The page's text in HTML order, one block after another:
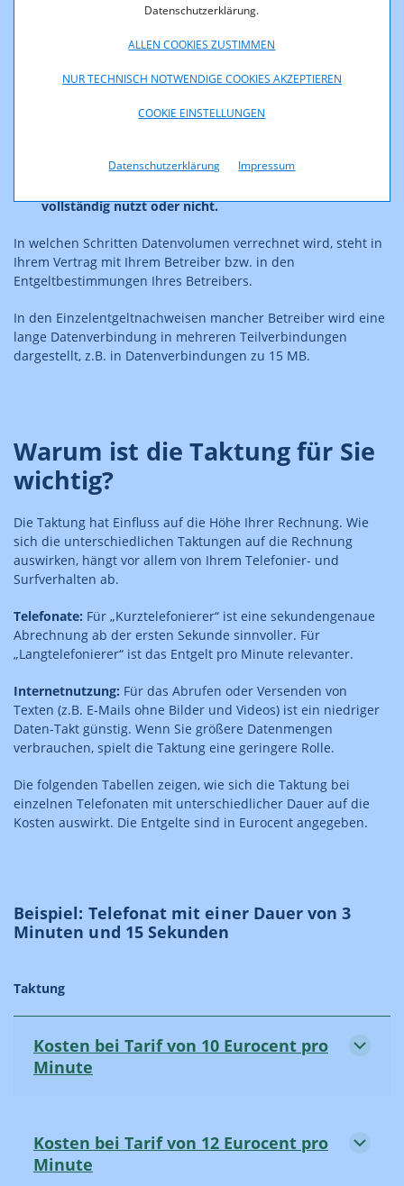
Datenschutzerklärung.
ALLEN COOKIES ZUSTIMMEN
NUR TECHNISCH NOTWENDIGE COOKIES AKZEPTIEREN
COOKIE EINSTELLUNGEN
Datenschutzerklärung Impressum
ebenfalls nicht ins Gewicht. Verbraucht man einige GB,
Teilweise gibt es bei Datendiensten eine „doppelte
Taktung“. Z.B. ein Tarif (Zusatzpaket), bei dem vier Euro
erfolgt eine Blockrounding von einem MB. Das
Wird insgesamt ein GB überschritten, erfolgt erneut die
vollständig nutzt oder nicht.
In welchen Schritten Datenvolumen verrechnet wird, steht in
Ihrem Vertrag mit Ihrem Betreiber bzw. in den
Entgeltbestimmungen Ihres Betreibers.
In den Einzelentgeltnachweisen mancher Betreiber wird eine
lange Datenverbindung in mehreren Teilverbindungen
dargestellt, z.B. in Datenverbindungen zu 15 MB.
Warum ist die Taktung für Sie
wichtig?
Die Taktung hat Einfluss auf die Höhe Ihrer Rechnung. Wie
sich die unterschiedlichen Taktungen auf die Rechnung
auswirken, hängt vor allem von Ihrem Telefonier- und
Surfverhalten ab.
Telefonate: Für „Kurztelefonierer“ ist eine sekundengenaue
Abrechnung ab der ersten Sekunde sinnvoller. Für
„Langtelefonierer“ ist das Entgelt pro Minute relevanter.
Internetnutzung: Für das Abrufen oder Versenden von
Texten (z.B. E-Mails ohne Bilder und Videos) ist ein niedriger
Daten-Takt günstig. Wenn Sie größere Datenmengen
verbrauchen, spielt die Taktung eine geringere Rolle.
Die folgenden Tabellen zeigen, wie sich die Taktung bei
einzelnen Telefonaten mit unterschiedlicher Dauer auf die
Kosten auswirkt. Die Entgelte sind in Eurocent angegeben.
Beispiel: Telefonat mit einer Dauer von 3
Minuten und 15 Sekunden
Taktung
Kosten bei Tarif von 10 Eurocent pro
Minute
Kosten bei Tarif von 12 Eurocent pro
Minute